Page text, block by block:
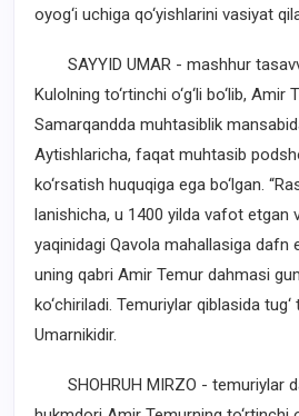
oyog‘i uchiga qo‘yishlarini vasiyat
SAYYID UMAR - mashhur
Kulolning to‘rtinchi o‘g‘li bo‘lib,
Samarqandda muhtasiblik
Aytishlaricha, faqat muhtasib
ko‘rsatish huquqiga ega bo‘lgan.
lanishicha, u 1400 yilda vafot etgan
yaqinidagi Qavola mahallasiga dafn
uning qabri Amir Temur dahmasi
ko‘chiriladi. Temuriylar qiblasida
Umarnikidir.
SHOHRUH MIRZO - temuriylar